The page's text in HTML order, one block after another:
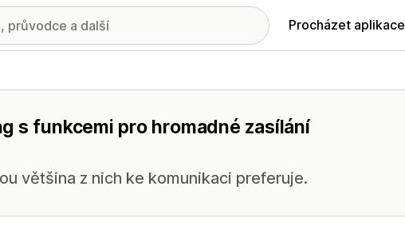
Procházet aplikace
s funkcemi pro hromadné zasílání
většina z nich ke komunikaci preferuje.